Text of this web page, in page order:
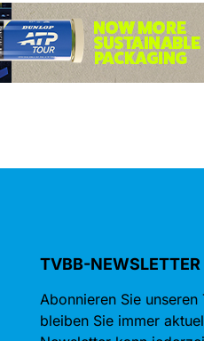
TVBB-NEWSLETTER
Abonnieren Sie
bleiben Sie immer